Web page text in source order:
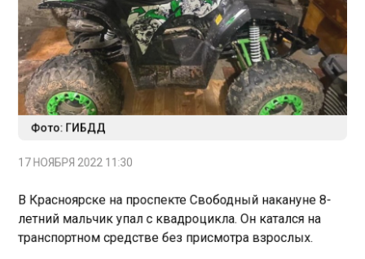
Фото: ГИБДД
летний мальчик упал с квадроцикла. Он катался на
транспортном средстве без присмотра взрослых.